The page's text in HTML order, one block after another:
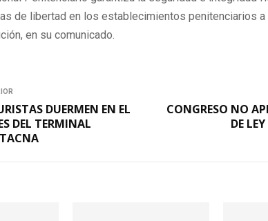
de libertad en los establecimientos penitenciarios a
en su comunicado.
DUERMEN EN EL
DEL TERMINAL
TACNA
CONGRESO NO
DE